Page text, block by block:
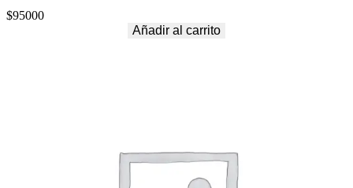
$95000
Añadir al carrito